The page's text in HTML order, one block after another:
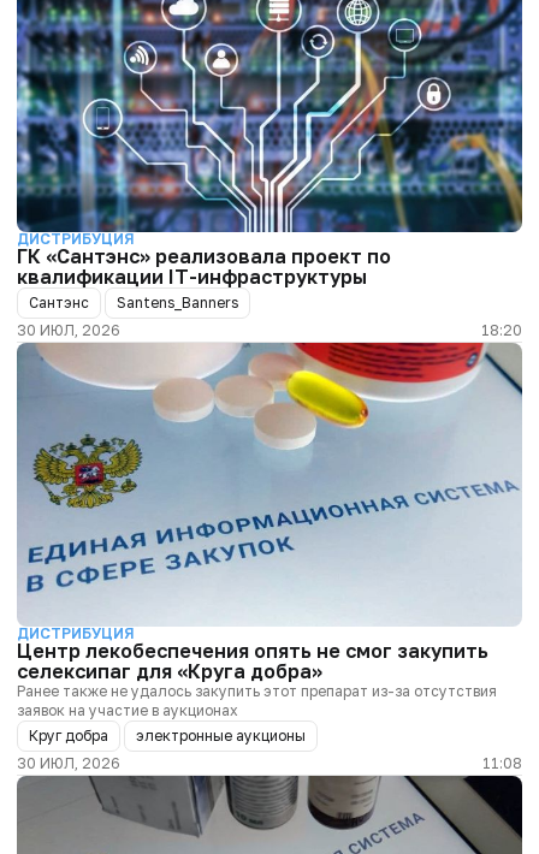
ДИСТРИБУЦИЯ
ГК «Сантэнс» реализовала проект по
квалификации IT-инфраструктуры
Сантэнс
Santens_Banners
30 ИЮЛ, 2026
18:20
ДИСТРИБУЦИЯ
Центр лекобеспечения опять не смог закупить
селексипаг для «Круга добра»
Ранее также не удалось закупить этот препарат из-за отсутствия
заявок на участие в аукционах
Круг добра
электронные аукционы
30 ИЮЛ, 2026
11:08